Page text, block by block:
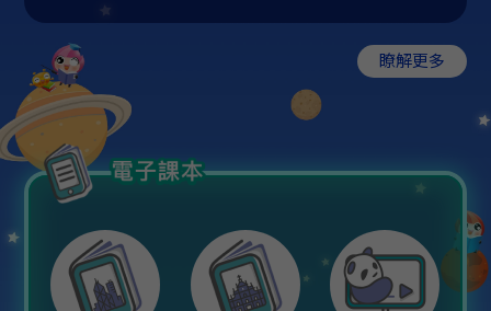
瞭解更多